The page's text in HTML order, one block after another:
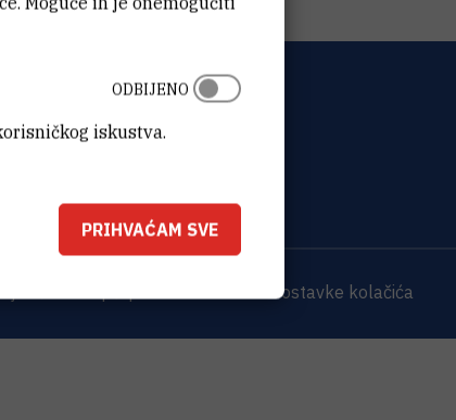
Postavke kolačića
iskustva.
ODBIJENO
PRIHVAĆAM SVE